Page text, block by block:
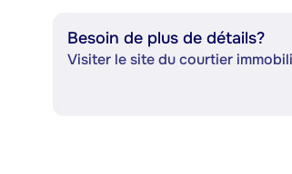
Besoin de plus de détails?
Visiter le site du courtier